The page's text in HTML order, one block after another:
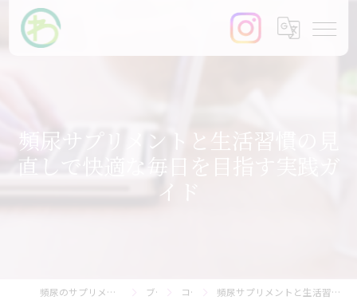
頻尿サプリメントと生活習慣の見
直しで快適な毎日を目指す実践ガ
イド
頻尿のサプリメントなら【まるわ快尿研究所】 ブログ コラム 頻尿サプリメントと生活習慣の見直しで快適な毎日を目指す実践ガイド